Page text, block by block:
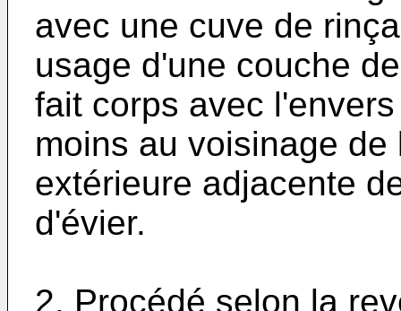
avec une cuve de
usage d'une couche
fait corps avec
moins au voisinage
extérieure adjacente
d'évier.
2. Procédé selon la